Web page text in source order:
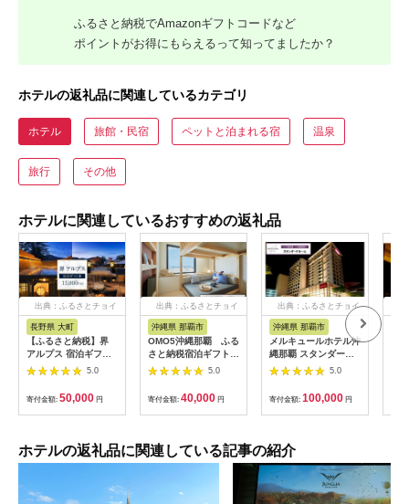
ふるさと納税でAmazonギフトコードなど
ポイントがお得にもらえるって知ってましたか？
ホテルの返礼品に関連しているカテゴリ
ホテル 旅館・民宿 ペットと泊まれる宿 温泉
旅行 その他
ホテルに関連しているおすすめの返礼品
出典：ふるさとチョイ
長野県 大町
【ふるさと納税】界
アルプス 宿泊ギフト
券（15,000円分）
【星野リゾート】
5.0
寄付金額: 50,000 円
出典：ふるさとチョイ
沖縄県 那覇市
OMO5沖縄那覇 ふる
さと納税宿泊ギフト券
(12,000円)
5.0
寄付金額: 40,000 円
出典：ふるさとチョイ
沖縄県 那覇市
メルキュールホテル沖
縄那覇 スタンダード
ルーム（1泊朝食付き
ペア宿泊券） ★特典
スパークリングワイン
１本★
5.0
寄付金額: 100,000 円
ホテルの返礼品に関連している記事の紹介